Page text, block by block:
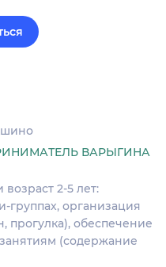
ВАРЫГИНА
2-5 лет:
группах, организация
прогулка), обеспечение
(содержание